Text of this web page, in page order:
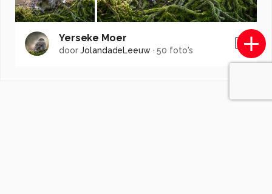
Yerseke Moer
doorJolandadeLeeuw·50 foto's